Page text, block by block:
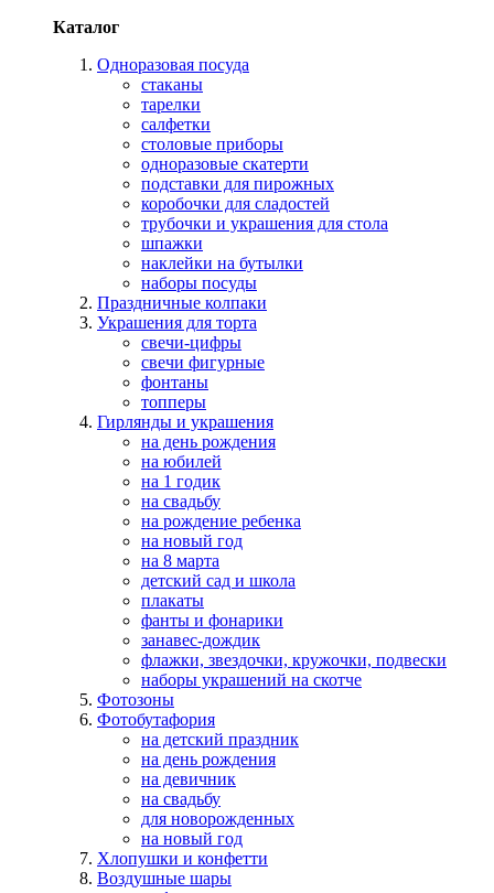
Каталог
Одноразовая посуда
стаканы
тарелки
салфетки
столовые приборы
одноразовые скатерти
подставки для пирожных
коробочки для сладостей
трубочки и украшения для стола
шпажки
наклейки на бутылки
наборы посуды
Праздничные колпаки
Украшения для торта
свечи-цифры
свечи фигурные
фонтаны
топперы
Гирлянды и украшения
на день рождения
на юбилей
на 1 годик
на свадьбу
на рождение ребенка
на новый год
на 8 марта
детский сад и школа
плакаты
фанты и фонарики
занавес-дождик
флажки, звездочки, кружочки, подвески
наборы украшений на скотче
Фотозоны
Фотобутафория
на детский праздник
на день рождения
на девичник
на свадьбу
для новорожденных
на новый год
Хлопушки и конфетти
Воздушные шары